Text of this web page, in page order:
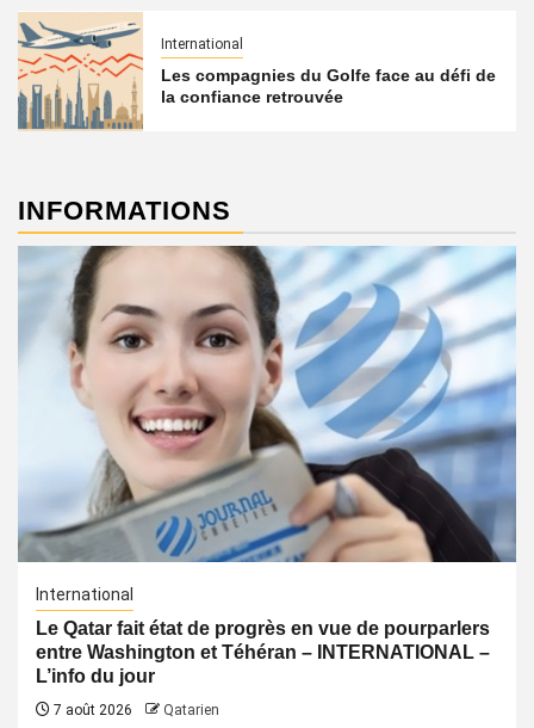
International
Les compagnies du Golfe face au défi de
la confiance retrouvée
INFORMATIONS
International
Le Qatar fait état de progrès en vue de pourparlers
entre Washington et Téhéran – INTERNATIONAL –
L’info du jour
7 août 2026 Qatarien